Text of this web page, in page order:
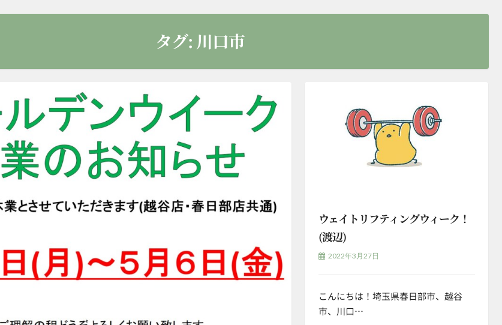
タグ: 川口市
ウェイトリフティングウィーク！
(渡辺)
2022年3月27日
こんにちは！埼玉県春日部市、越谷
市、川口…